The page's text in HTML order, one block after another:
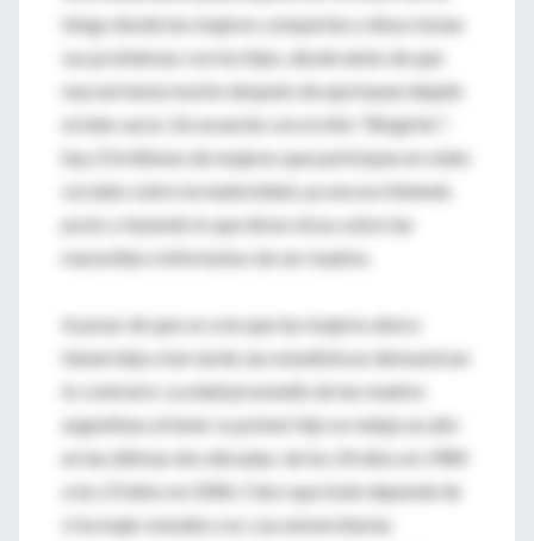
blogs donde las mujeres comparten y diseccionan
sus problemas con los hijos, desde antes de que
nazcan hasta mucho después de que hayan dejado
el nido vacío. De acuerdo con el sitio "BlogHer",
hay 23 millones de mujeres que participan en redes
sociales sobre la maternidad, ya sea escribiendo
posts o leyendo lo que dicen otras sobre las
maravillas e infortunios de ser madres.
A pesar de que se cree que las mujeres ahora
tienen hijos más tarde, las estadísticas demuestran
lo contrario. La edad promedio de las madres
argentinas al tener su primer hijo se redujo un año
en las últimas dos décadas: de los 24 años en 1984
a los 23 años en 2006. Claro que todo depende de
si la mujer estudia o no. Las universitarias